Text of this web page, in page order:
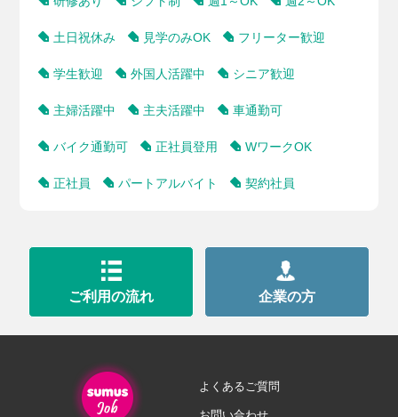
土日祝休み 見学のみOK フリーター歓迎
学生歓迎 外国人活躍中 シニア歓迎
主婦活躍中 主夫活躍中 車通勤可
バイク通勤可 正社員登用 WワークOK
正社員 パートアルバイト 契約社員
ご利用の流れ 企業の方
よくあるご質問